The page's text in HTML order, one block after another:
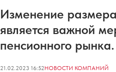
Изменение
является важной
пенсионного рынка.
21.02.2023 16:52НОВОСТИ КОМПАНИЙ